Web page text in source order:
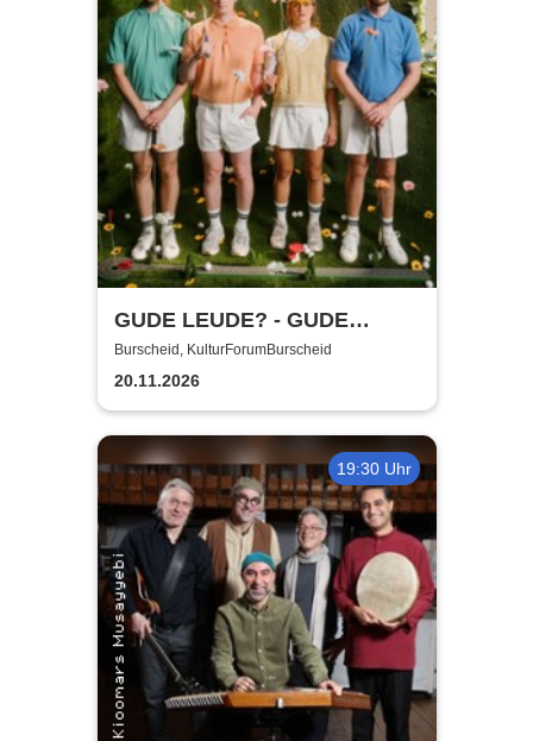
GUDE LEUDE? - GUDE
SHOW!
Burscheid, KulturForumBurscheid
20.11.2026
19:30 Uhr